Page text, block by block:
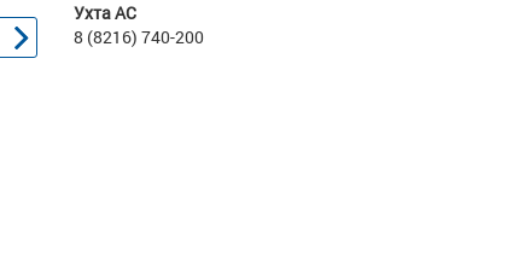
Ухта АС
8 (8216) 740-200